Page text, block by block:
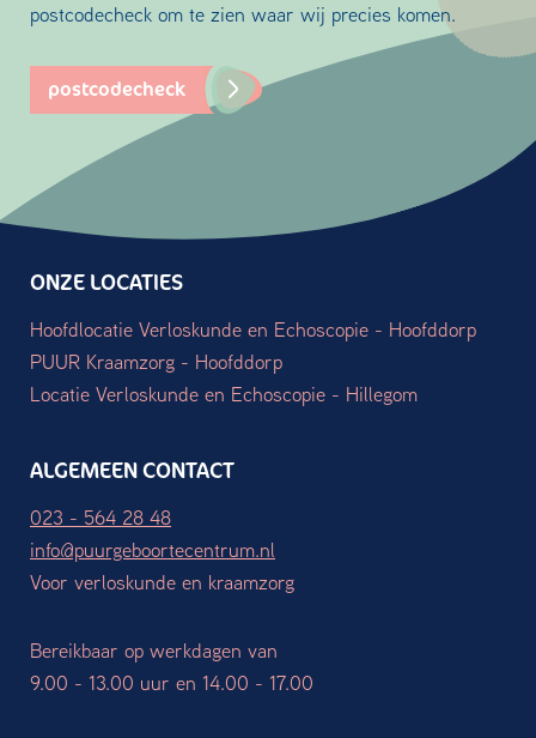
postcodecheck om te zien waar wij precies komen.
postcodecheck
ONZE LOCATIES
Hoofdlocatie Verloskunde en Echoscopie - Hoofddorp
PUUR Kraamzorg - Hoofddorp
Locatie Verloskunde en Echoscopie - Hillegom
ALGEMEEN CONTACT
023 - 564 28 48
info@puurgeboortecentrum.nl
Voor verloskunde en kraamzorg
Bereikbaar op werkdagen van
9.00 - 13.00 uur en 14.00 - 17.00